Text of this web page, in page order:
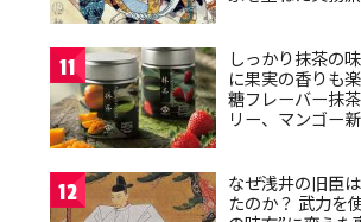
11
しっかり抹茶の
に果実の香りも
糖フレーバー抹
リー、マンゴー
12
なぜ浅井の旧臣
たのか？ 武力を